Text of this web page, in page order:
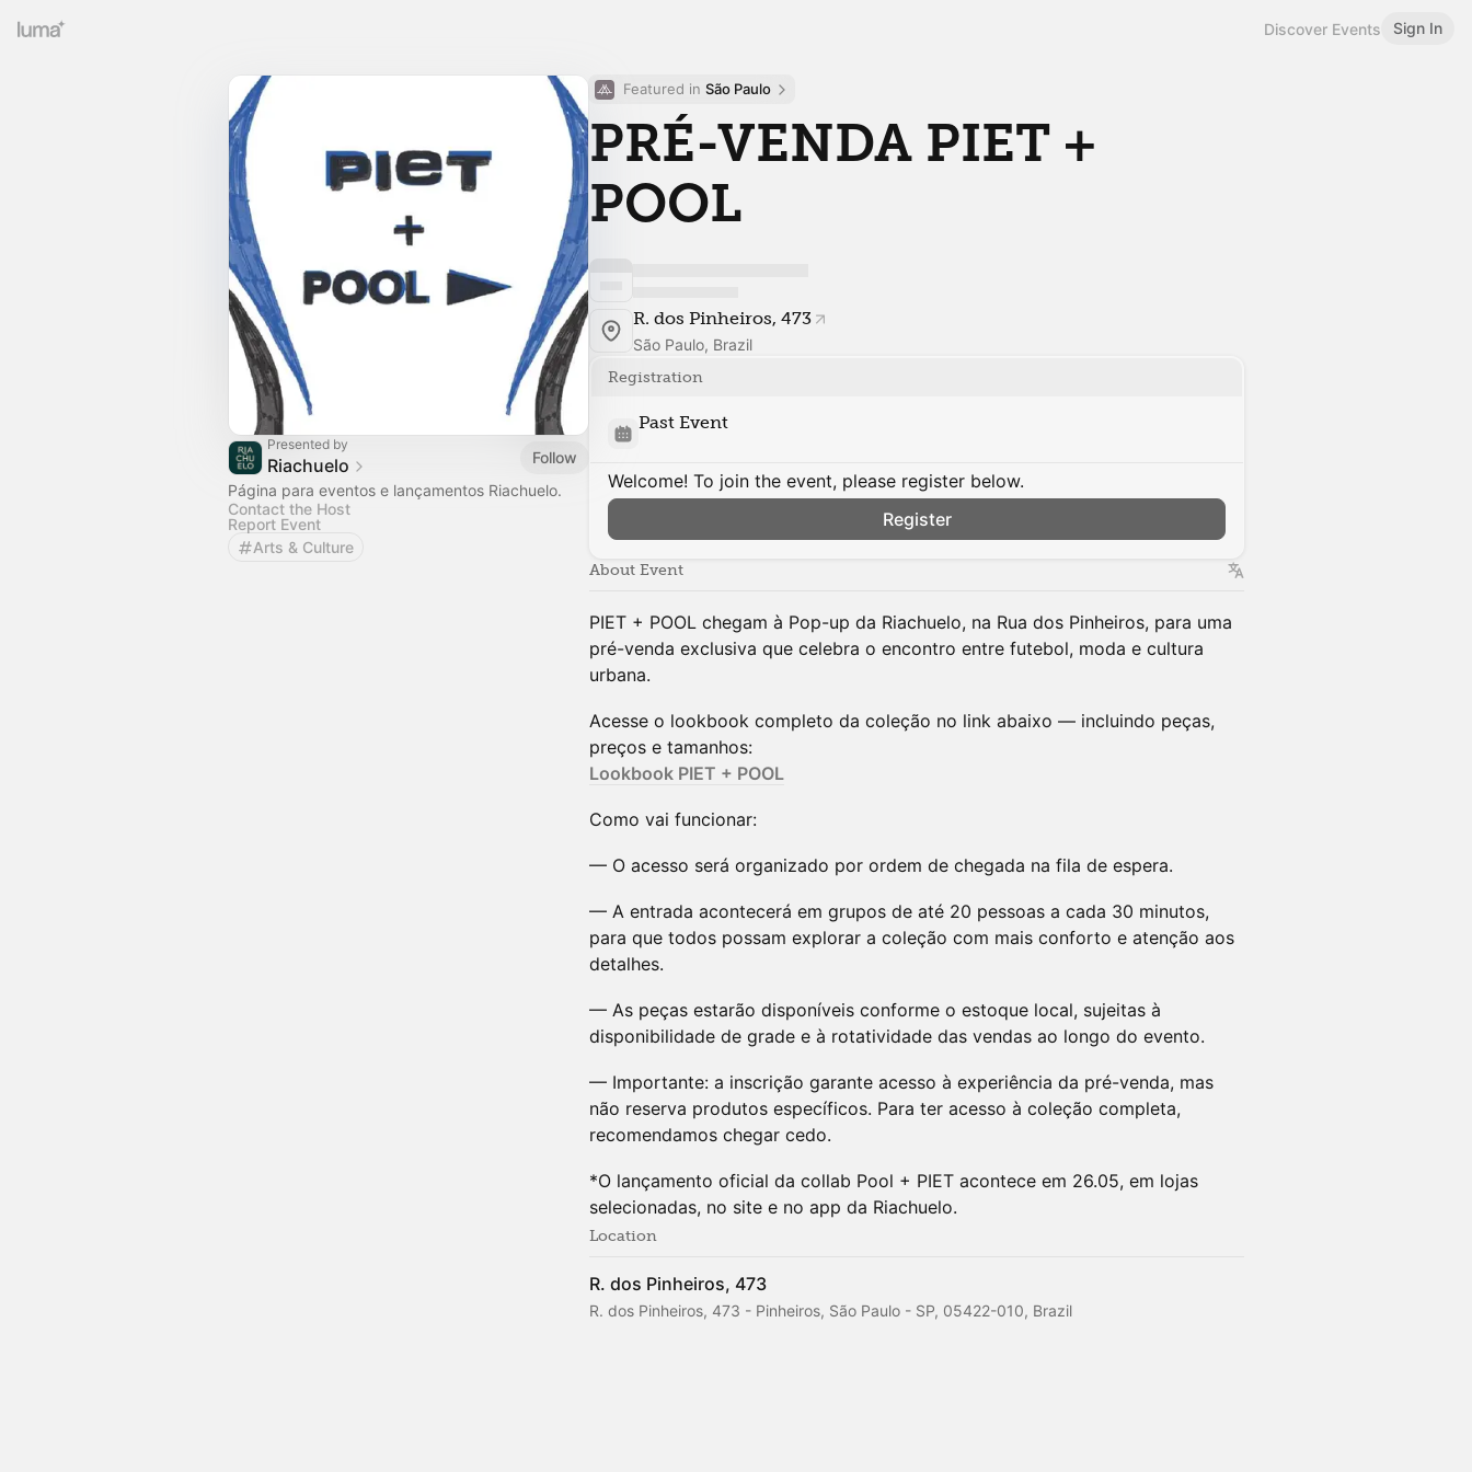
Discover Events Sign In
Presented by
Riachuelo
Follow
Página para eventos e lançamentos Riachuelo.
Contact the Host
Report Event
Arts & Culture
Featured in São Paulo
PRÉ-VENDA PIET +
POOL
R. dos Pinheiros, 473
São Paulo, Brazil
Registration
Past Event
Welcome! To join the event, please register below.
Register
About Event
PIET + POOL chegam à Pop-up da Riachuelo, na Rua dos Pinheiros, para uma
pré-venda exclusiva que celebra o encontro entre futebol, moda e cultura
urbana.
Acesse o lookbook completo da coleção no link abaixo — incluindo peças,
preços e tamanhos:
Lookbook PIET + POOL
Como vai funcionar:
— O acesso será organizado por ordem de chegada na fila de espera.
— A entrada acontecerá em grupos de até 20 pessoas a cada 30 minutos,
para que todos possam explorar a coleção com mais conforto e atenção aos
detalhes.
— As peças estarão disponíveis conforme o estoque local, sujeitas à
disponibilidade de grade e à rotatividade das vendas ao longo do evento.
— Importante: a inscrição garante acesso à experiência da pré-venda, mas
não reserva produtos específicos. Para ter acesso à coleção completa,
recomendamos chegar cedo.
*O lançamento oficial da collab Pool + PIET acontece em 26.05, em lojas
selecionadas, no site e no app da Riachuelo.
Location
R. dos Pinheiros, 473
R. dos Pinheiros, 473 - Pinheiros, São Paulo - SP, 05422-010, Brazil